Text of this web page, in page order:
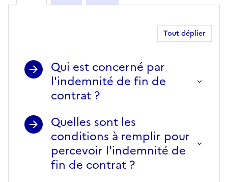
Tout déplier
Qui est concerné par
l'indemnité de fin de
contrat ?
Quelles sont les
conditions à remplir pour
percevoir l'indemnité de
fin de contrat ?